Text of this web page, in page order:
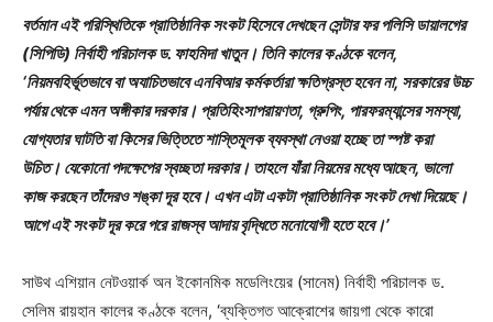
বর্তমান এই পরিস্থিতিকে প্রাতিষ্ঠানিক সংকট হিসেবে দেখছেন সেন্টার ফর পলিসি ডায়ালগের
(সিপিডি) নির্বাহী পরিচালক ড. ফাহমিদা খাতুন। তিনি কালের কণ্ঠকে বলেন,
‘নিয়মবহির্ভূতভাবে বা অযাচিতভাবে এনবিআর কর্মকর্তারা ক্ষতিগ্রস্ত হবেন না, সরকারের উচ্চ
পর্যায় থেকে এমন অঙ্গীকার দরকার। প্রতিহিংসাপরায়ণতা, গ্রুপিং, পারফরম্যান্সের সমস্যা,
যোগ্যতার ঘাটতি বা কিসের ভিত্তিতে শাস্তিমূলক ব্যবস্থা নেওয়া হচ্ছে তা স্পষ্ট করা
উচিত। যেকোনো পদক্ষেপের স্বচ্ছতা দরকার। তাহলে যাঁরা নিয়মের মধ্যে আছেন, ভালো
কাজ করছেন তাঁদেরও শঙ্কা দূর হবে। এখন এটা একটা প্রাতিষ্ঠানিক সংকট দেখা দিয়েছে।
আগে এই সংকট দূর করে পরে রাজস্ব আদায় বৃদ্ধিতে মনোযোগী হতে হবে।’
সাউথ এশিয়ান নেটওয়ার্ক অন ইকোনমিক মডেলিংয়ের (সানেম) নির্বাহী পরিচালক ড.
সেলিম রায়হান কালের কণ্ঠকে বলেন, ‘ব্যক্তিগত আক্রোশের জায়গা থেকে কারো